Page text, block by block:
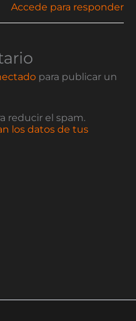
Accede para responder
para publicar un
reducir el spam.
los datos de tus